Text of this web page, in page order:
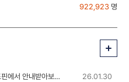
922,923 명
📢 상품권 할부 구입 찾으시는 분들, 레드핀에서 안내받아보세요!
26.01.30